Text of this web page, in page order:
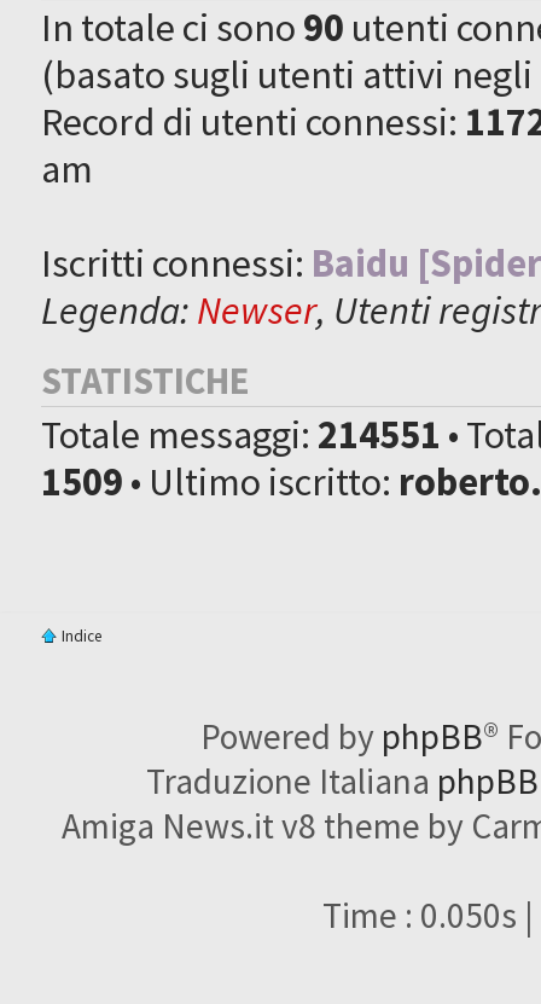
In totale ci sono90 utenti
(basato sugli utenti attivi
Record di utenti connessi:
am
Iscritti connessi: Baidu
Legenda:Newser, Utenti
STATISTICHE
Totale messaggi: 214551 •
1509• Ultimo iscritto:
Indice
Powered by phpBB®
Traduzione Italiana
Amiga News.it v8 theme by
Time : 0.050s